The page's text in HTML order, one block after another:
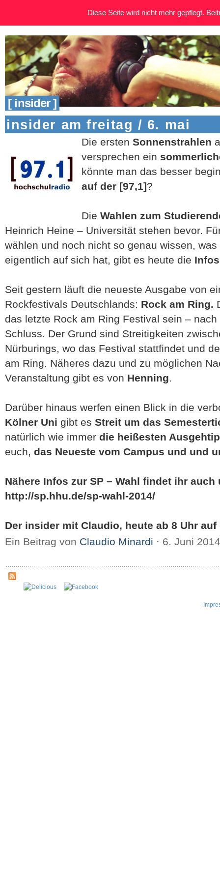
[ insider ]
insider am freitag / 6. mai
Die ersten Sonnenstrahlen
versprechen ein
könnte man das besser
auf der [97,1]?
Die Wahlen zum
Heinrich Heine – Universität stehen bevor.
wählen und noch nicht so genau wissen,
eigentlich auf sich hat, gibt es heute die
Seit gestern läuft die neueste Ausgabe von
Rockfestivals Deutschlands: Rock am Ring.
das letzte Rock am Ring Festival sein –
Schluss. Der Grund sind Streitigkeiten
Nürburings, wo das Festival stattfindet und
am Ring. Näheres dazu und zu möglichen
Veranstaltung gibt es von Henning.
Darüber hinaus werfen einen Blick in die
Kölner Uni gibt es Streit um das
natürlich wie immer die heißesten
euch, das Neueste vom Campus und und
Nähere Infos zur SP – Wahl findet ihr auch
http://sp.hhu.de/sp-wahl-2014/
Der insider mit Claudio, heute ab 8 Uhr auf
Ein Beitrag von Claudio Minardi ⋅ 6. Juni
Diese Seite wird nicht mehr gepflegt.